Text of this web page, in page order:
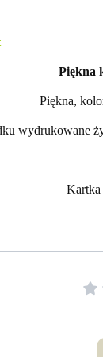
Piękna
Piękna,
wydrukowane
Kartka